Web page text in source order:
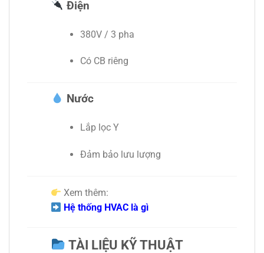
Điện
380V / 3 pha
Có CB riêng
Nước
Lắp lọc Y
Đảm bảo lưu lượng
Xem thêm:
Hệ thống HVAC là gì
TÀI LIỆU KỸ THUẬT